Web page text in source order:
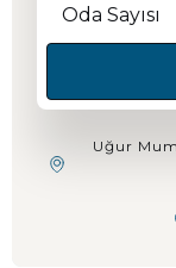
Oda Sayısı
Uğur